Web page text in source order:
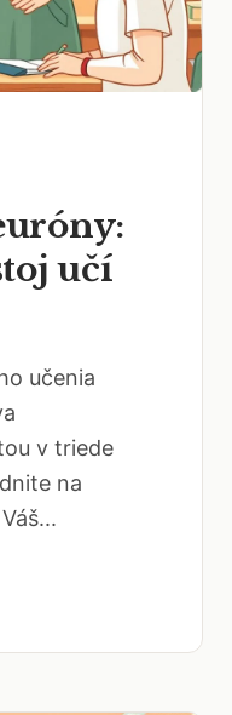
učí
učenia
v triede
na